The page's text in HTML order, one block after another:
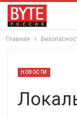
Главная
НОВОСТИ